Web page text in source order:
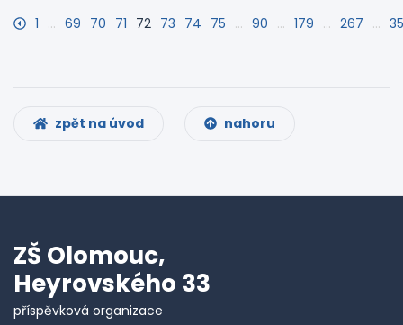
1 … 69 70 71 72 73 74 75 … 90 … 179 … 267 …
zpět na úvod nahoru
ZŠ Olomouc,
Heyrovského 33
příspěvková organizace